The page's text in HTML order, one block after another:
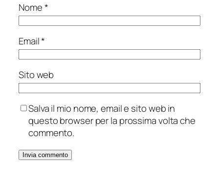
Nome*
Email*
Sito web
Salva il mio nome, email e sito web in
questo browser per la prossima volta che
commento.